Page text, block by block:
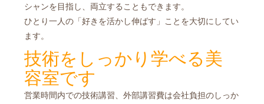
シャンを目指し、両立することもできます。
ひとり一人の「好きを活かし伸ばす」ことを大切にしてい
ます。
技術をしっかり学べる美
容室です
営業時間内での技術講習、外部講習費は会社負担のしっか